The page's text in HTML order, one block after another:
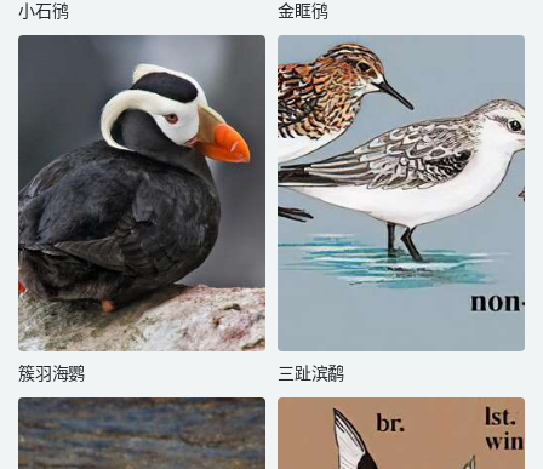
小石鸻 金眶鸻
簇羽海鹦 三趾滨鹬